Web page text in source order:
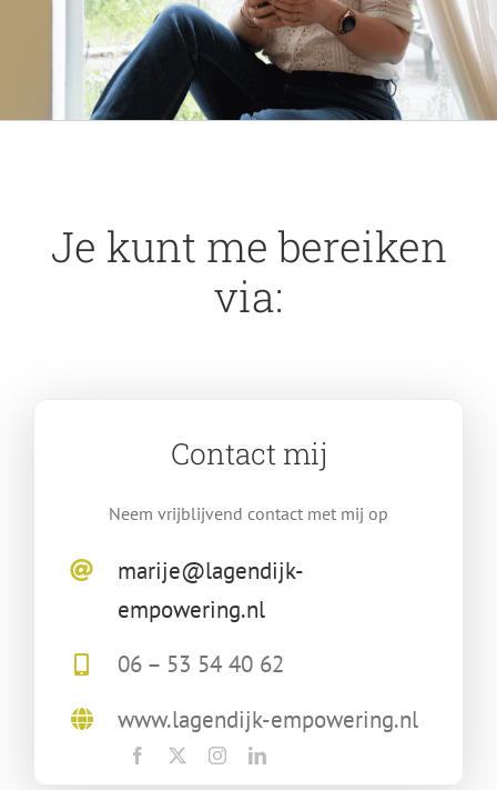
Je kunt me bereiken
via:
Contact mij
Neem vrijblijvend contact met mij op
marije@lagendijk-
empowering.nl
06 – 53 54 40 62
www.lagendijk-empowering.nl